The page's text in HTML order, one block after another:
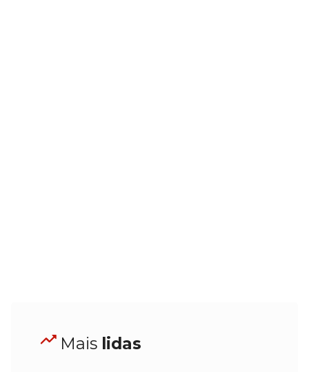
Mais lidas